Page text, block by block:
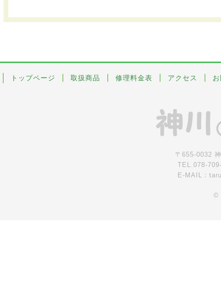
トップページ 取扱商品 修理料金表 アクセス
〒655-0032
TEL.078-
E-MAIL：
©